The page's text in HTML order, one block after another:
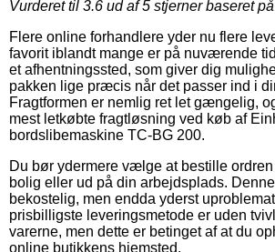
Vurderet til 3.6 ud af 5 stjerner baseret på
Flere online forhandlere yder nu flere
favorit iblandt mange er på nuværende
et afhentningssted, som giver dig
pakken lige præcis når det passer ind i
Fragtformen er nemlig ret let gængelig,
mest letkøbte fragtløsning ved køb af
bordslibemaskine TC-BG 200.
Du bør ydermere vælge at bestille
bolig eller ud på din arbejdsplads.
bekostelig, men endda yderst
prisbilligste leveringsmetode er uden
varerne, men dette er betinget af at du
online butikkens hjemsted.